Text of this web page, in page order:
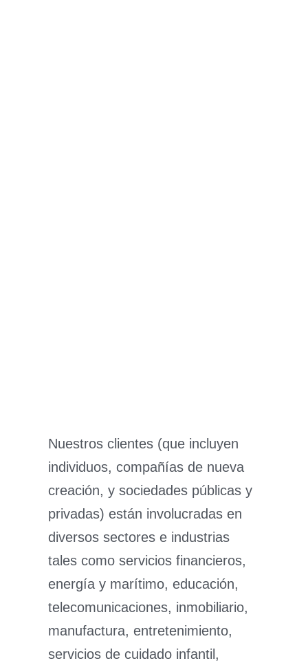
Nuestros clientes (que incluyen
individuos, compañías de nueva
creación, y sociedades públicas y
privadas) están involucradas en
diversos sectores e industrias
tales como servicios financieros,
energía y marítimo, educación,
telecomunicaciones, inmobiliario,
manufactura, entretenimiento,
servicios de cuidado infantil,